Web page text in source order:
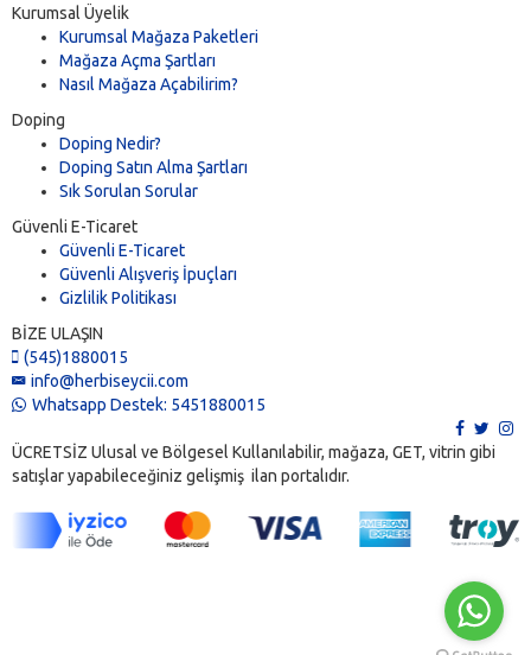
Kurumsal Üyelik
Kurumsal Mağaza Paketleri
Mağaza Açma Şartları
Nasıl Mağaza Açabilirim?
Doping
Doping Nedir?
Doping Satın Alma Şartları
Sık Sorulan Sorular
Güvenli E-Ticaret
Güvenli E-Ticaret
Güvenli Alışveriş İpuçları
Gizlilik Politikası
BİZE ULAŞIN
(545)1880015
info@herbiseycii.com
Whatsapp Destek: 5451880015
ÜCRETSİZ Ulusal ve Bölgesel Kullanılabilir, mağaza, GET, vitrin gibi
satışlar yapabileceğiniz gelişmiş ilan portalıdır.